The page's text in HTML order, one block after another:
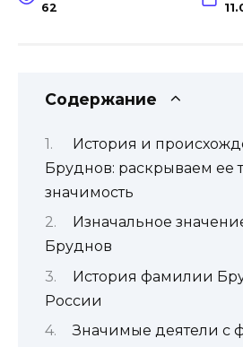
62
Содержание
История и
Бруднов: раскрываем ее
значимость
Изначальное
Бруднов
История фамилии
России
Значимые деятели с